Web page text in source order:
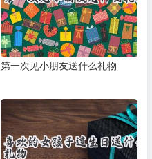
第一次见小朋友送什么礼物